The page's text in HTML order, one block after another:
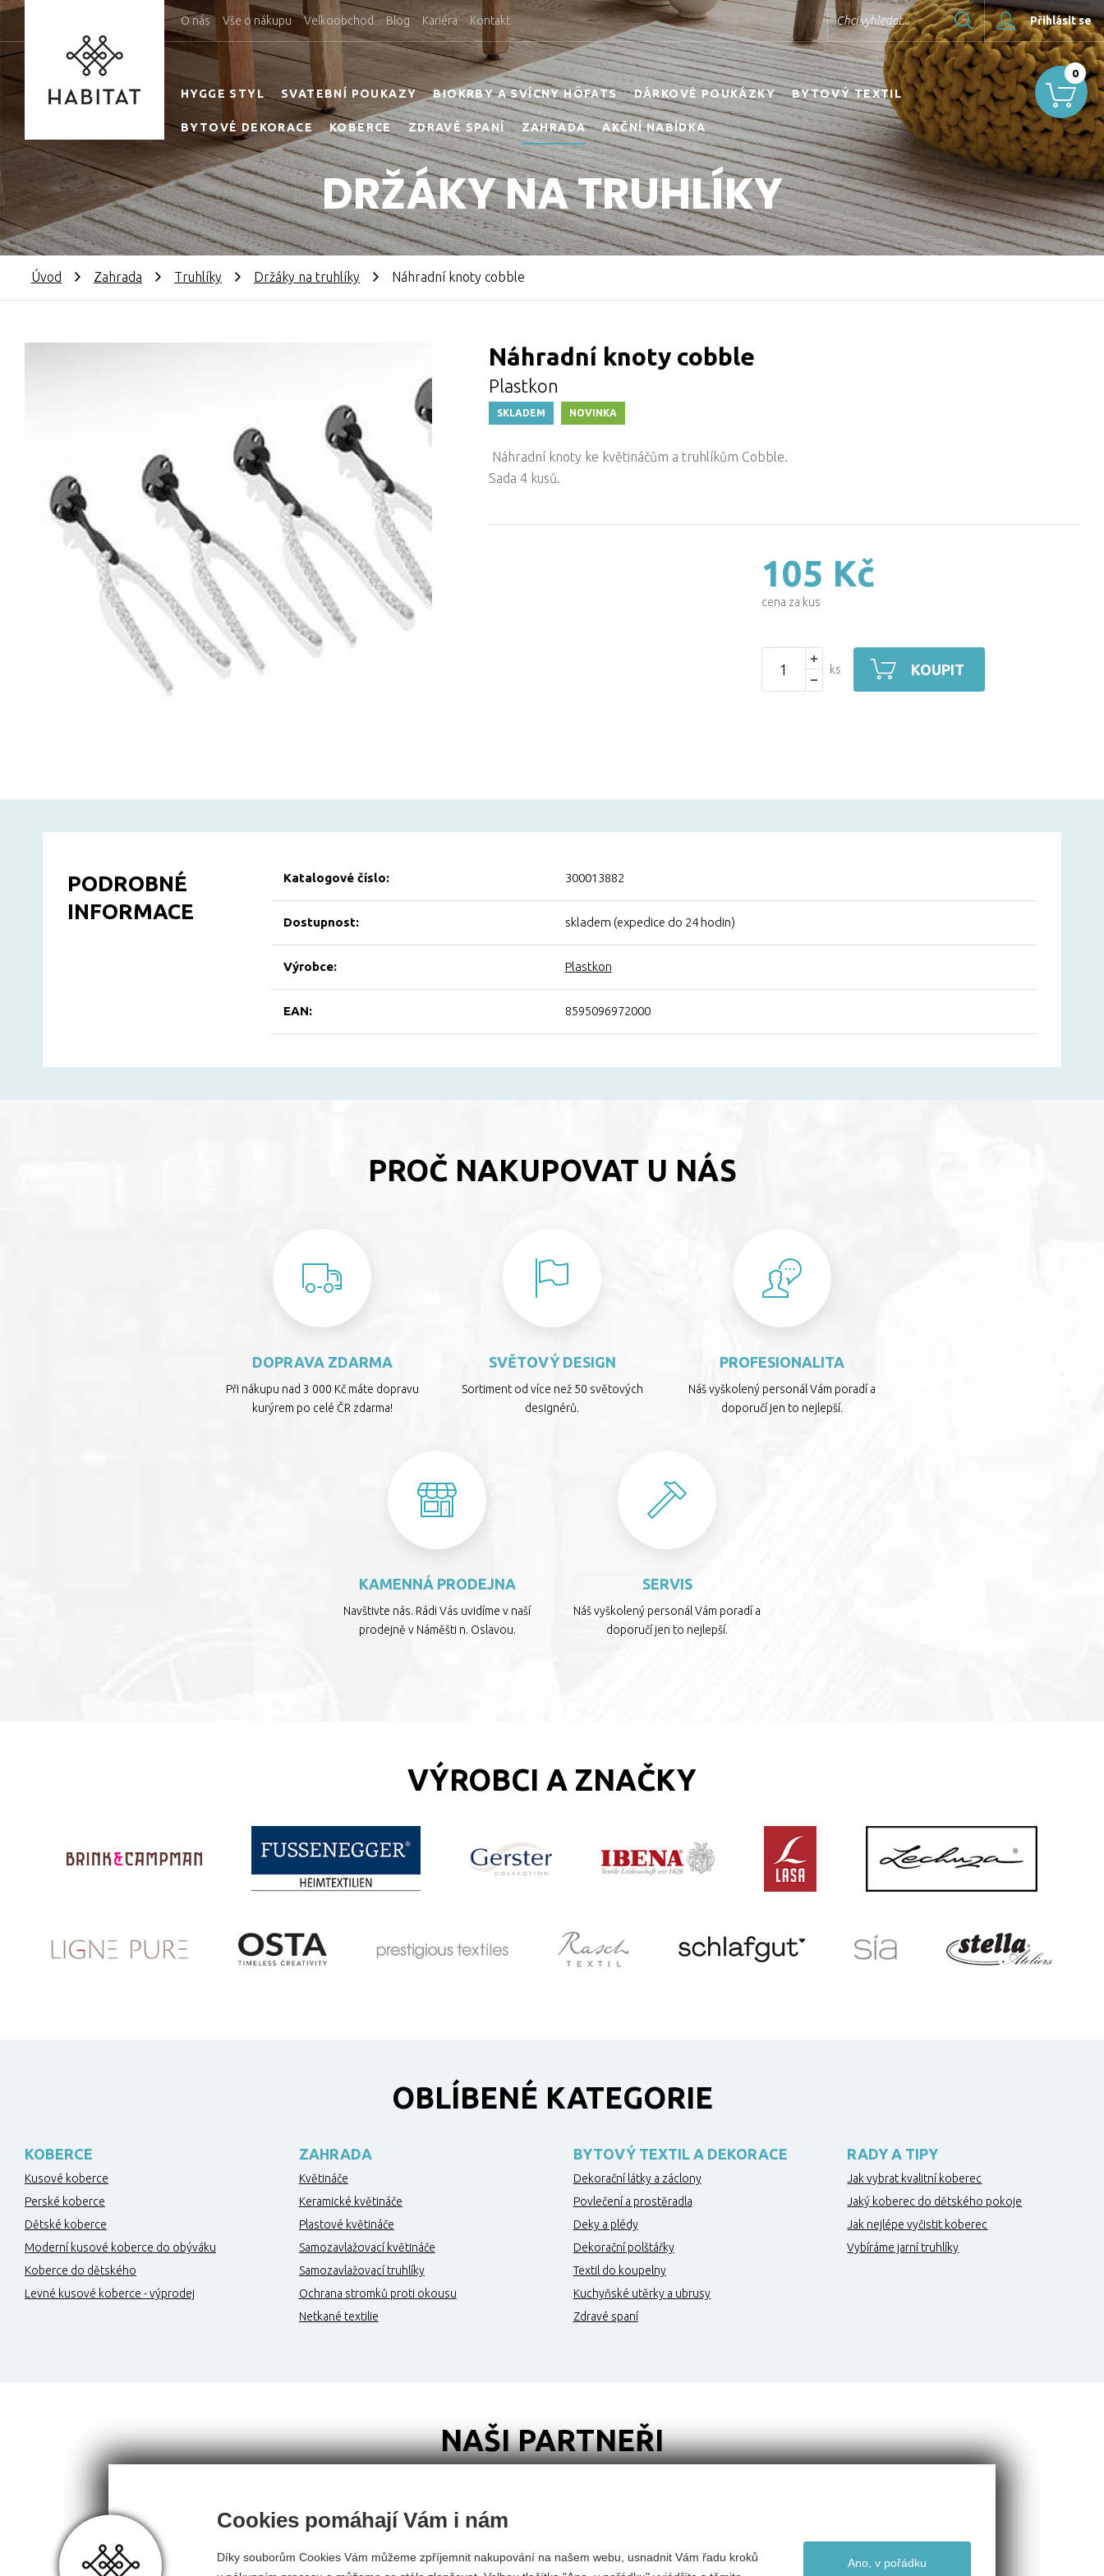
O nás Vše o nákupu Velkoobchod Blog Kariéra Kontakt Přihlásit se
Chci vyhledat... Hledat
HYGGE STYL SVATEBNÍ POUKAZY BIOKRBY A SVÍCNY HÖFATS DÁRKOVÉ POUKÁZKY BYTOVÝ TEXTIL
BYTOVÉ DEKORACE KOBERCE ZDRAVÉ SPANÍ ZAHRADA AKČNÍ NABÍDKA
DRŽÁKY NA TRUHLÍKY
0
Úvod Zahrada Truhlíky Držáky na truhlíky Náhradní knoty cobble
Náhradní knoty cobble
Plastkon
SKLADEM NOVINKA
Náhradní knoty ke květináčům a truhlíkům Cobble.
Sada 4 kusů.
105 Kč
cena za kus
ks KOUPIT
PODROBNÉ
INFORMACE
Katalogové číslo: 300013882
Dostupnost: skladem (expedice do 24 hodin)
Výrobce: Plastkon
EAN: 8595096972000
PROČ NAKUPOVAT U NÁS
DOPRAVA ZDARMA
Při nákupu nad 3 000 Kč máte dopravu
kurýrem po celé ČR zdarma!
SVĚTOVÝ DESIGN
Sortiment od více než 50 světových
designérů.
PROFESIONALITA
Náš vyškolený personál Vám poradí a
doporučí jen to nejlepší.
KAMENNÁ PRODEJNA
Navštivte nás. Rádi Vás uvidíme v naší
prodejně v Náměšti n. Oslavou.
SERVIS
Náš vyškolený personál Vám poradí a
doporučí jen to nejlepší.
VÝROBCI A ZNAČKY
OBLÍBENÉ KATEGORIE
KOBERCE
Kusové koberce
Perské koberce
Dětské koberce
Moderní kusové koberce do obýváku
Koberce do dětského
Levné kusové koberce - výprodej
ZAHRADA
Květináče
Keramické květináče
Plastové květináče
Samozavlažovací květináče
Samozavlažovací truhlíky
Ochrana stromků proti okousu
Netkané textilie
BYTOVÝ TEXTIL A DEKORACE
Dekorační látky a záclony
Povlečení a prostěradla
Deky a plédy
Dekorační polštářky
Textil do koupelny
Kuchyňské utěrky a ubrusy
Zdravé spaní
RADY A TIPY
Jak vybrat kvalitní koberec
Jaký koberec do dětského pokoje
Jak nejlépe vyčistit koberec
Vybíráme jarní truhlíky
NAŠI PARTNEŘI
Cookies pomáhají Vám i nám
Díky souborům Cookies Vám můžeme zpříjemnit nakupování na našem webu, usnadnit Vám řadu kroků
Ano, v pořádku